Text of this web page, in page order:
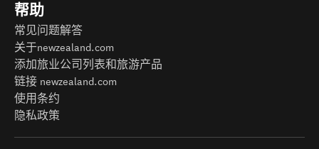
帮助
常见问题解答
关于newzealand.com
添加旅业公司列表和旅游产品
链接 newzealand.com
使用条约
隐私政策